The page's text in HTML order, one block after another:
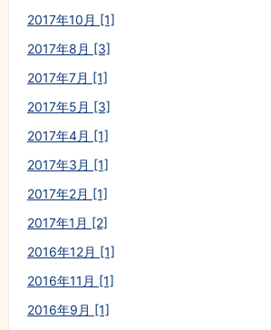
2017年10月 [1]
2017年8月 [3]
2017年7月 [1]
2017年5月 [3]
2017年4月 [1]
2017年3月 [1]
2017年2月 [1]
2017年1月 [2]
2016年12月 [1]
2016年11月 [1]
2016年9月 [1]